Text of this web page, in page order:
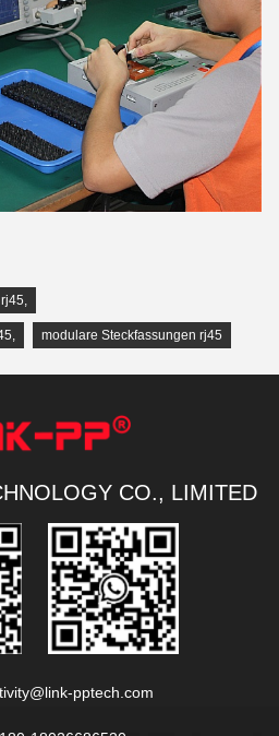
,
, modulare Steckfassungen rj45
CO., LIMITED
pptech.com